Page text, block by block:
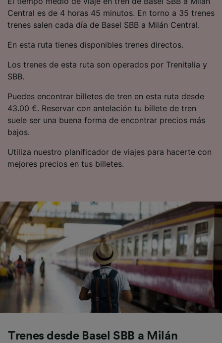
Central es de 4 horas 45 minutos. En torno a 35 trenes
trenes salen cada día de Basel SBB a Milán Central.
En esta ruta tienes disponibles trenes directos.
Los trenes de esta ruta son operados por Trenitalia y
SBB.
Puedes encontrar billetes de tren en esta ruta desde
43.00 €. Reservar con antelación tu billete de tren
suele ser una buena forma de encontrar precios más
bajos.
Utiliza nuestro planificador de viajes para hacerte con
mejores precios en tus billetes.
Trenes desde Basel SBB a Milán
precisa. Analizar activamente las
características del dispositivo para su
identificación. Almacenar la información en un
contenido personalizados, medición de
audiencia y desarrollo de servicios.